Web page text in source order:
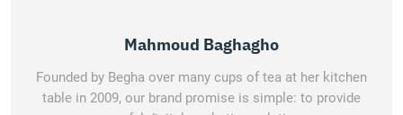
Mahmoud Baghagho
Founded by Begha over many cups of tea at her kitchen
table in 2009, our brand promise is simple: to provide